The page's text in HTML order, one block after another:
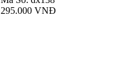
295.000 VNĐ